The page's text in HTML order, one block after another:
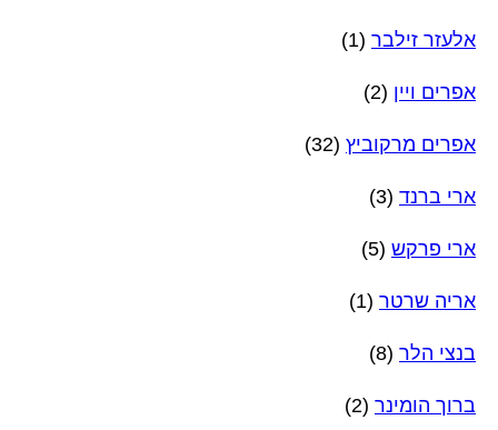
אלעזר זילבר (1)
אפרים ויין (2)
אפרים מרקוביץ (32)
ארי ברנד (3)
ארי פרקש (5)
אריה שרטר (1)
בנצי הלר (8)
ברוך הומינר (2)